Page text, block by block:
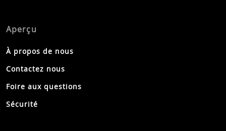
Aperçu
À propos de nous
Contactez nous
Foire aux questions
Sécurité